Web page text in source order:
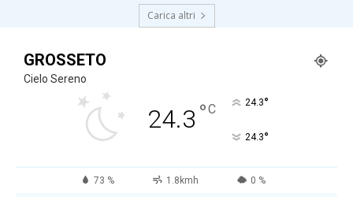
Carica altri
GROSSETO
Cielo Sereno
24.3 °C 24.3°
24.3°
73 % 1.8kmh 0 %